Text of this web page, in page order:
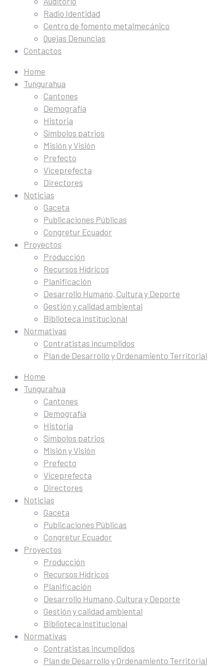
Radio Identidad
Centro de fomento metalmecánico
Quejas Denuncias
Contactos
Home
Tungurahua
Cantones
Demografía
Historia
Símbolos patrios
Misión y Visión
Prefecto
Viceprefecta
Directores
Noticias
Gaceta
Publicaciones Públicas
Congretur Ecuador
Proyectos
Producción
Recursos Hídricos
Planificación
Desarrollo Humano, Cultura y Deporte
Gestión y calidad ambiental
Biblioteca institucional
Normativas
Contratistas incumplidos
Plan de Desarrollo y Ordenamiento Territorial
Home
Tungurahua
Cantones
Demografía
Historia
Símbolos patrios
Misión y Visión
Prefecto
Viceprefecta
Directores
Noticias
Gaceta
Publicaciones Públicas
Congretur Ecuador
Proyectos
Producción
Recursos Hídricos
Planificación
Desarrollo Humano, Cultura y Deporte
Gestión y calidad ambiental
Biblioteca institucional
Normativas
Contratistas incumplidos
Plan de Desarrollo y Ordenamiento Territorial